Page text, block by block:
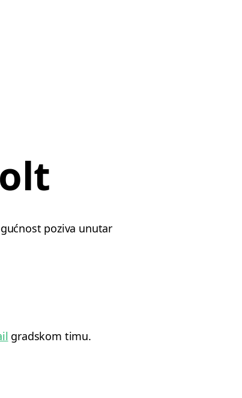
poziva unutar
gradskom timu.